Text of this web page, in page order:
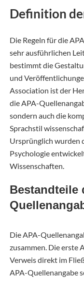
Definition
Die Regeln für die
sehr ausführlichen
bestimmt die
und
Association ist der
die APA-
sondern auch die
Sprachstil
Ursprünglich wurden
Psychologie
Wissenschaften.
Bestandteile
Die APA-
zusammen. Die erste
Verweis direkt im
APA-Quellenangabe